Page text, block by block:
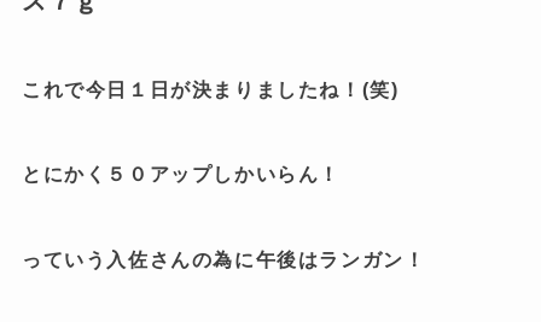
これで今日１日が決まりましたね！(笑)
とにかく５０アップしかいらん！
っていう入佐さんの為に午後はランガン！